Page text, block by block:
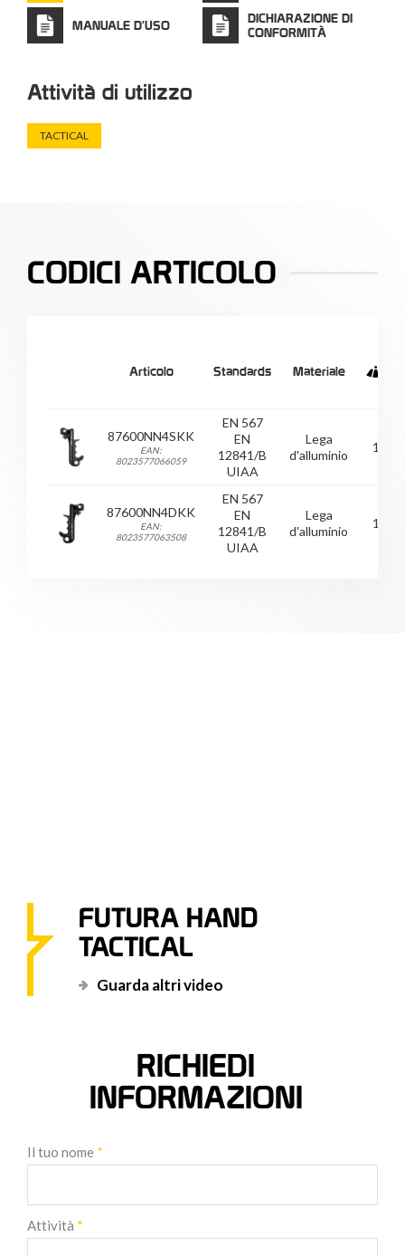
MANUALE D'USO
DICHIARAZIONE DI
CONFORMITÀ
Attività di utilizzo
TACTICAL
CODICI ARTICOLO
Articolo Standards Materiale
87600NN4SKK
EAN:
8023577066059
EN 567
EN
12841/B
UIAA
Lega
d'alluminio
125
87600NN4DKK
EAN:
8023577063508
EN 567
EN
12841/B
UIAA
Lega
d'alluminio
125
FUTURA HAND
TACTICAL
Guarda altri video
RICHIEDI
INFORMAZIONI
Il tuo nome *
Attività *